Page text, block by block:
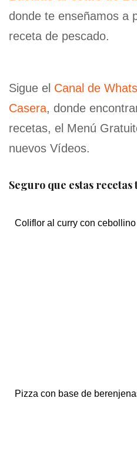
donde te enseñamos a
receta de pescado.
Sigue el Canal de
Casera, donde
recetas, el Menú
nuevos Vídeos.
Seguro que estas recetas
Coliflor al curry con cebollino
Pizza con base de